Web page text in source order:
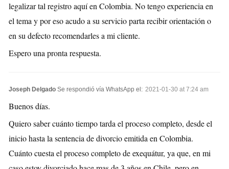
legalizar tal registro aquí en Colombia. No tengo experiencia en
el tema y por eso acudo a su servicio parta recibir orientación o
en su defecto recomendarles a mi cliente.
Espero una pronta respuesta.
Joseph Delgado Se respondió vía WhatsApp el: 2021-01-30 at 7:24 am
Buenos días.
Quiero saber cuánto tiempo tarda el proceso completo, desde el
inicio hasta la sentencia de divorcio emitida en Colombia.
Cuánto cuesta el proceso completo de exequátur, ya que, en mi